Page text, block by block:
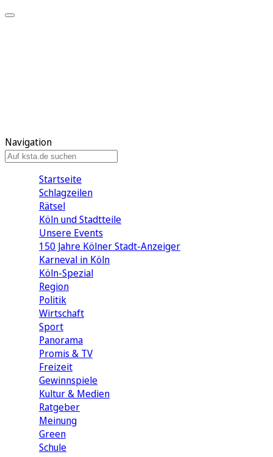
Navigation
Startseite
Schlagzeilen
Rätsel
Köln und Stadtteile
Unsere Events
150 Jahre Kölner Stadt-Anzeiger
Karneval in Köln
Köln-Spezial
Region
Politik
Wirtschaft
Sport
Panorama
Promis & TV
Freizeit
Gewinnspiele
Kultur & Medien
Ratgeber
Meinung
Green
Schule